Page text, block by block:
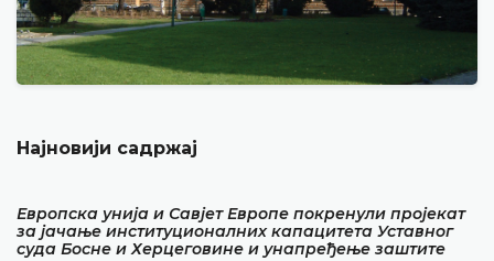
Најновији садржај
Европска унија и Савјет Европе покренули пројекат
за јачање институционалних капацитета Уставног
суда Босне и Херцеговине и унапређење заштите